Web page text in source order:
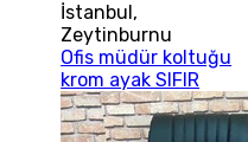
İstanbul ,
Zeytinburnu
Ofis müdür koltuğu
krom ayak SIFIR